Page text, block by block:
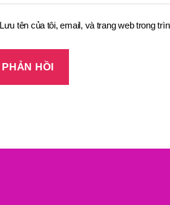
Lưu tên của tôi, email, và trang web trong